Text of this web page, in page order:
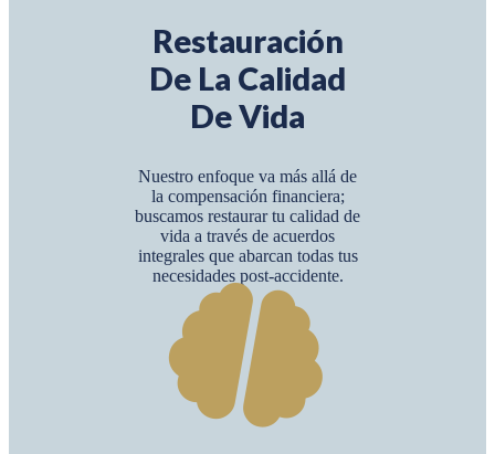
Restauración
De La Calidad
De Vida
Nuestro enfoque va más allá de
la compensación financiera;
buscamos restaurar tu calidad de
vida a través de acuerdos
integrales que abarcan todas tus
necesidades post-accidente.